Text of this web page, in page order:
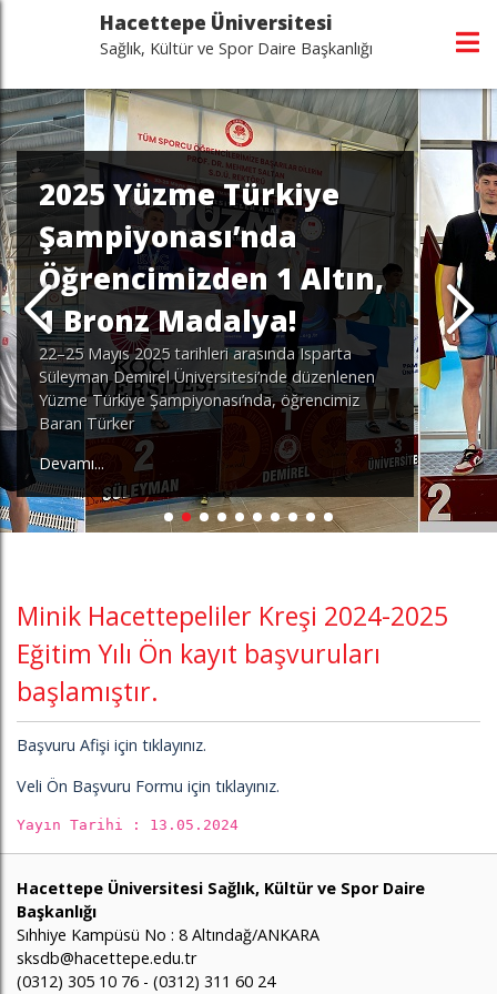
Hacettepe Üniversitesi
Sağlık, Kültür ve Spor Daire Başkanlığı
2025 Yüzme Türkiye
Şampiyonası’nda
Öğrencimizden 1 Altın,
1 Bronz Madalya!
22–25 Mayıs 2025 tarihleri arasında Isparta
Süleyman Demirel Üniversitesi’nde düzenlenen
Yüzme Türkiye Şampiyonası’nda, öğrencimiz
Baran Türker
Devamı...
Minik Hacettepeliler Kreşi 2024-2025
Eğitim Yılı Ön kayıt başvuruları
başlamıştır.
Başvuru Afişi için tıklayınız.
Veli Ön Başvuru Formu için tıklayınız.
Yayın Tarihi : 13.05.2024
Hacettepe Üniversitesi Sağlık, Kültür ve Spor Daire
Başkanlığı
Sıhhiye Kampüsü No : 8 Altındağ/ANKARA
sksdb@hacettepe.edu.tr
(0312) 305 10 76 - (0312) 311 60 24